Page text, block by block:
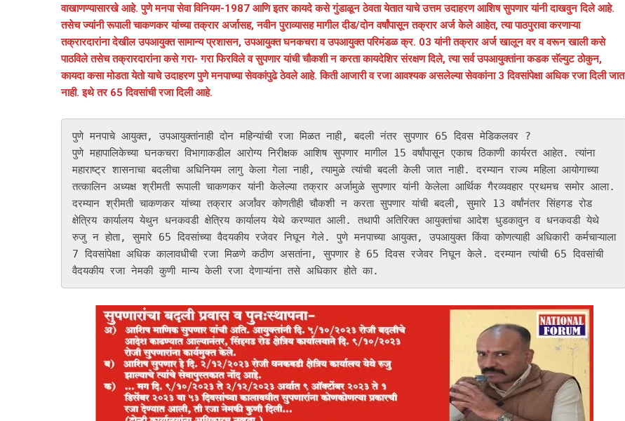
वाखाणण्यासारखे आहे. पुणे मनपा सेवा विनियम-1987 आणि इतर कायदे कसे गुंडाळून ठेवता येतात याचे उत्तम उदाहरण आशिष सुपणार यांनी दाखवुन दिले आहे.
तसेच ज्यांनी रूपाली चाकणकर यांच्या तक्रार अर्जासह, नवीन पुराव्यासह मागील दीड/दोन वर्षांपासून तक्रार अर्ज केले आहेत, त्या पाठपुरावा करणाऱ्या
तक्रारदारांना देखील उपआयुक्त सामान्य प्रशासन, उपआयुक्त घनकचरा व उपआयुक्त परिमंडळ क्र. 03 यांनी तक्रार अर्ज खालून वर व वरून खाली कसे
पाठविले तसेच तक्रारदारांना कसे गरा- गरा फिरविले व सुपणार यांची चौकशी न करता कायदेशिर संरक्षण दिले, त्या सर्व उपआयुक्तांना कडक सॅल्युट ठोकुन,
कायदा कसा मोडता येतो याचे उदाहरण पुणे मनपाच्या सेवकांपुढे ठेवले आहे. किती आजारी व रजा आवश्यक असलेल्या सेवकांना 3 दिवसांपेक्षा अधिक रजा दिली जात
नाही. इथे तर 65 दिवसांची रजा दिली आहे.
पुणे मनपाचे आयुक्त, उपआयुक्तांनाही दोन महिन्यांची रजा मिळत नाही, बदली नंतर सुपणार 65 दिवस मेडिकलवर ?
पुणे महापालिकेच्या घनकचरा विभागाकडील आरोग्य निरीक्षक आशिष सुपणार मागील 15 वर्षांपासून एकाच ठिकाणी कार्यरत आहेत. त्यांना
महाराष्ट्र शासनाचा बदलीचा अधिनियम लागु केला गेला नाही, त्यामुळे त्यांची बदली केली जात नाही. दरम्यान राज्य महिला आयोगाच्या
तत्कालिन अध्यक्ष श्रीमती रूपाली चाकणकर यांनी केलेल्या तक्रार अर्जामुळे सुपणार यांनी केलेला आर्थिक गैरव्यवहार प्रथमच समोर आला.
दरम्यान श्रीमती चाकणकर यांच्या तक्रार अर्जांवर कोणतीही चौकशी न करता सुपणार यांची बदली, सुमारे 13 वर्षांनंतर सिंहगड रोड
क्षेत्रिय कार्यालय येथुन धनकवडी क्षेत्रिय कार्यालय येथे करण्यात आली. तथापी अतिरिक्त आयुक्तांचा आदेश धुडकावुन व धनकवडी येथे
रुजु न होता, सुमारे 65 दिवसांच्या वैदयकीय रजेवर निघून गेले. पुणे मनपाच्या आयुक्त, उपआयुक्त किंवा कोणत्याही अधिकारी कर्मचाऱ्याला
7 दिवसांपेक्षा अधिक कालावधीची रजा मिळणे कठीण असतांना, सुपणार हे 65 दिवस रजेवर निघून केले. दरम्यान त्यांची 65 दिवसांची
वैदयकीय रजा नेमकी कुणी मान्य केली रजा देणाऱ्यांना तसे अधिकार होते का.